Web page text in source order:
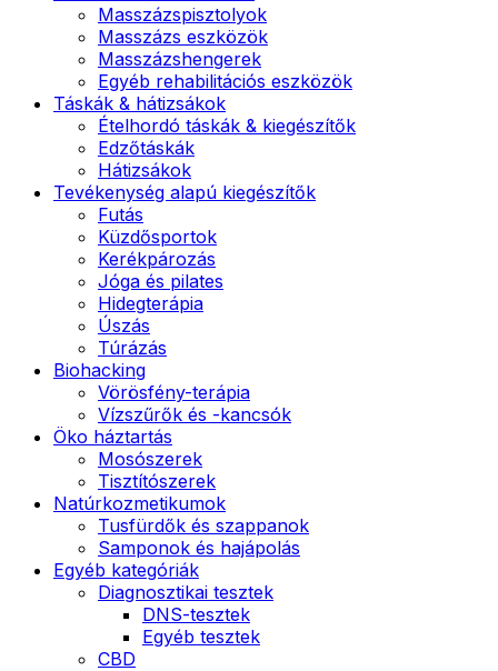
Masszázspisztolyok
Masszázs eszközök
Masszázshengerek
Egyéb rehabilitációs eszközök
Táskák & hátizsákok
Ételhordó táskák & kiegészítők
Edzőtáskák
Hátizsákok
Tevékenység alapú kiegészítők
Futás
Küzdősportok
Kerékpározás
Jóga és pilates
Hidegterápia
Úszás
Túrázás
Biohacking
Vörösfény-terápia
Vízszűrők és -kancsók
Öko háztartás
Mosószerek
Tisztítószerek
Natúrkozmetikumok
Tusfürdők és szappanok
Samponok és hajápolás
Egyéb kategóriák
Diagnosztikai tesztek
DNS-tesztek
Egyéb tesztek
CBD